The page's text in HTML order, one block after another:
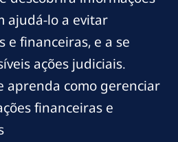
ajudá-lo a evitar
e financeiras, e a se
ações judiciais.
aprenda como gerenciar
financeiras e